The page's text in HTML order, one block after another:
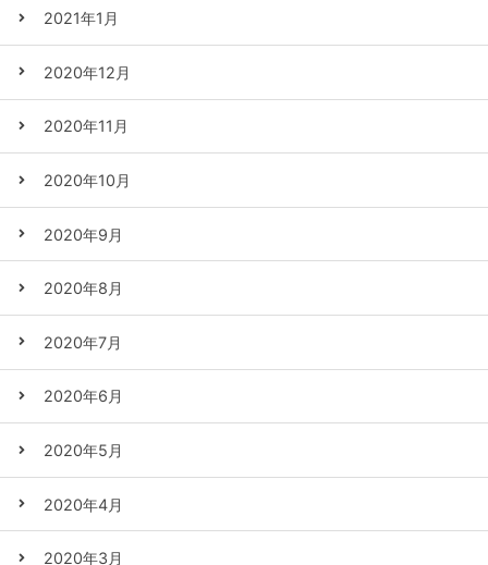
2021年1月
2020年12月
2020年11月
2020年10月
2020年9月
2020年8月
2020年7月
2020年6月
2020年5月
2020年4月
2020年3月